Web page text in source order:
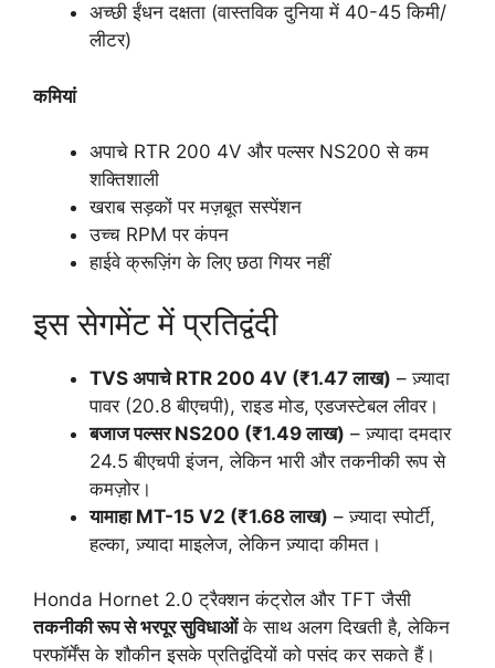
अच्छी ईंधन दक्षता (वास्तविक दुनिया में 40-45 किमी/
लीटर)
कमियां
अपाचे RTR 200 4V और पल्सर NS200 से कम
शक्तिशाली
खराब सड़कों पर मज़बूत सस्पेंशन
उच्च RPM पर कंपन
हाईवे क्रूज़िंग के लिए छठा गियर नहीं
इस सेगमेंट में प्रतिद्वंदी
TVS अपाचे RTR 200 4V (₹1.47 लाख) – ज़्यादा
पावर (20.8 बीएचपी), राइड मोड, एडजस्टेबल लीवर।
बजाज पल्सर NS200 (₹1.49 लाख) – ज़्यादा दमदार
24.5 बीएचपी इंजन, लेकिन भारी और तकनीकी रूप से
कमज़ोर।
यामाहा MT-15 V2 (₹1.68 लाख) – ज़्यादा स्पोर्टी,
हल्का, ज़्यादा माइलेज, लेकिन ज़्यादा कीमत।
Honda Hornet 2.0 ट्रैक्शन कंट्रोल और TFT जैसी
तकनीकी रूप से भरपूर सुविधाओंके साथ अलग दिखती है, लेकिन
परफॉर्मेंस के शौकीन इसके प्रतिद्वंदियों को पसंद कर सकते हैं।